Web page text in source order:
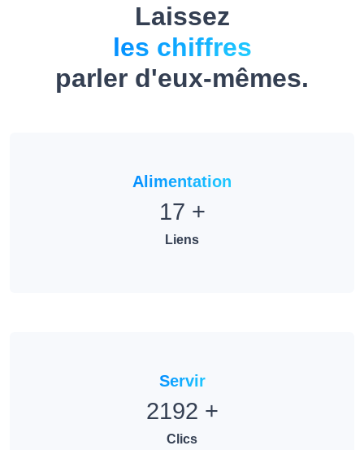
Laissez
les chiffres
parler d'eux-mêmes.
Alimentation
17 +
Liens
Servir
2192 +
Clics